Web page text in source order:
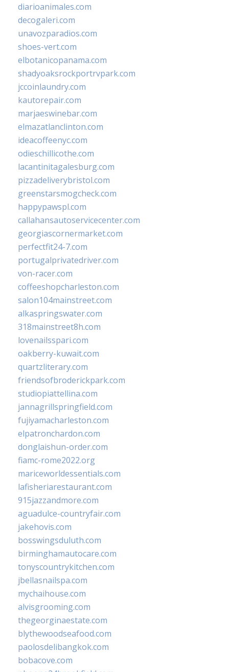
diarioanimales.com
decogaleri.com
unavozparadios.com
shoes-vert.com
elbotanicopanama.com
shadyoaksrockportrvpark.com
jccoinlaundry.com
kautorepair.com
marjaeswinebar.com
elmazatlanclinton.com
ideacoffeenyc.com
odieschillicothe.com
lacantinitagalesburg.com
pizzadeliverybristol.com
greenstarsmogcheck.com
happypawspl.com
callahansautoservicecenter.com
georgiascornermarket.com
perfectfit24-7.com
portugalprivatedriver.com
von-racer.com
coffeeshopcharleston.com
salon104mainstreet.com
alkaspringswater.com
318mainstreet8h.com
lovenailsspari.com
oakberry-kuwait.com
quartzliterary.com
friendsofbroderickpark.com
studiopiattellina.com
jannagrillspringfield.com
fujiyamacharleston.com
elpatronchardon.com
donglaishun-order.com
fiamc-rome2022.org
mariceworldessentials.com
lafisheriarestaurant.com
915jazzandmore.com
aguadulce-countryfair.com
jakehovis.com
bosswingsduluth.com
birminghamautocare.com
tonyscountrykitchen.com
jbellasnailspa.com
mychaihouse.com
alvisgrooming.com
thegeorginaestate.com
blythewoodseafood.com
paolosdelibangkok.com
bobacove.com